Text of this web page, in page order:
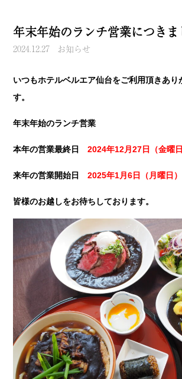
年末年始のランチ営業につきま
2024.12.27 お知らせ
いつもホテルベルエア仙台をご利用頂きあり
す。
年末年始のランチ営業
本年の営業最終日2024年12月27日（金曜日
来年の営業開始日2025年1月6日（月曜日）
皆様のお越しをお待ちしております。